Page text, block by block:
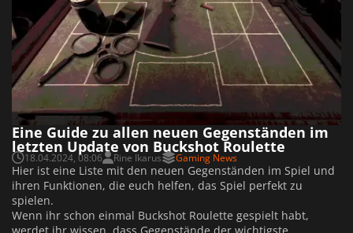
Eine Guide zu allen neuen Gegenständen im
letzten Update von Buckshot Roulette
18.04.2024, 08:06 Rine Ikarus Gaming News
Hier ist eine Liste mit den neuen Gegenständen im Spiel und
ihren Funktionen, die euch helfen, das Spiel perfekt zu
spielen.
Wenn ihr schon einmal Buckshot Roulette gespielt habt,